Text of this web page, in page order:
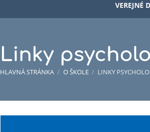
VEREJNÉ
Linky
HLAVNÁ STRÁNKA / O ŠKOLE / LINKY
Linky